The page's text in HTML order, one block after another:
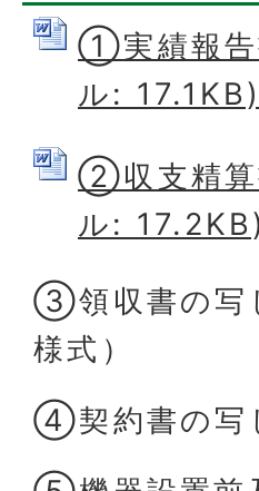
①実績報告
ル: 17.1KB)
②収支精算
ル: 17.2KB)
③領収書の写
様式）
④契約書の写